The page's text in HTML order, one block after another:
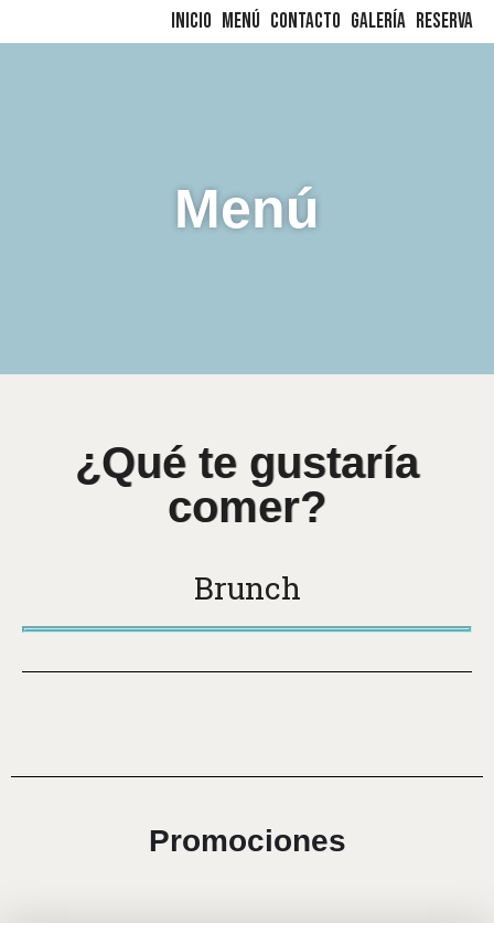
Inicio Menú Contacto Galería Reserva
Menú
¿Qué te gustaría
comer?
Brunch
Promociones